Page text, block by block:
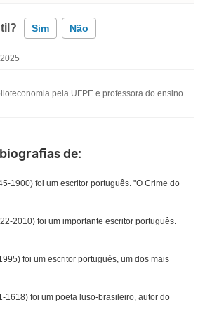
Sim Não
a informação que procuro
pela UFPE e professora do ensino
de:
1900) foi um escritor português. "O Crime do
2010) foi um importante escritor português.
foi um escritor português, um dos mais
1618) foi um poeta luso-brasileiro, autor do